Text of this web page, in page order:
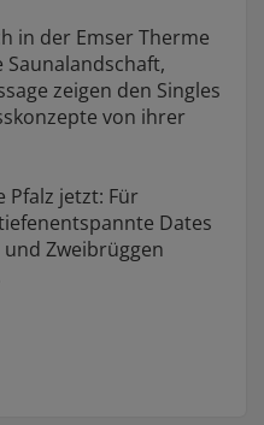
in der Emser Therme
Saunalandschaft,
zeigen den Singles
von ihrer
Pfalz jetzt: Für
Dates
Zweibrüggen